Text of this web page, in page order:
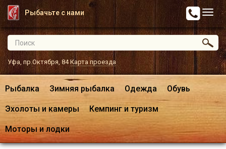
Рыбачьте с нами
Уфа, пр.Октября, 84Карта проезда
Рыбалка Зимняя рыбалка Одежда Обувь
Эхолоты и камеры Кемпинг и туризм
Моторы и лодки